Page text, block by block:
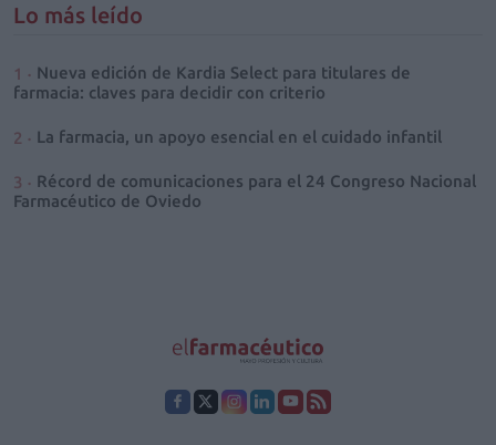
Lo más leído
Nueva edición de Kardia Select para titulares de
farmacia: claves para decidir con criterio
La farmacia, un apoyo esencial en el cuidado infantil
Récord de comunicaciones para el 24 Congreso Nacional
Farmacéutico de Oviedo